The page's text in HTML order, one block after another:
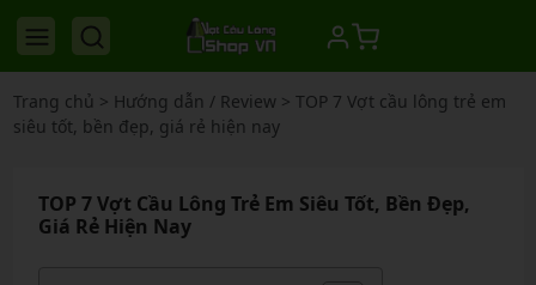
Trang chủ > Hướng dẫn / Review> TOP 7 Vợt cầu lông trẻ em
siêu tốt, bền đẹp, giá rẻ hiện nay
TOP 7 Vợt Cầu Lông Trẻ Em Siêu Tốt, Bền Đẹp,
Giá Rẻ Hiện Nay